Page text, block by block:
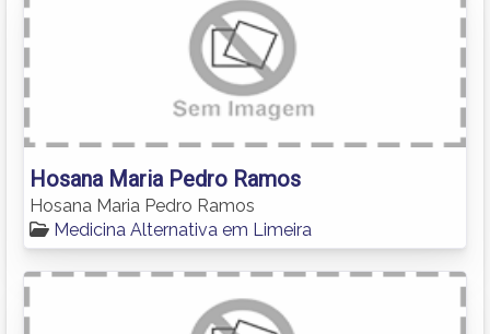
Hosana Maria Pedro Ramos
Hosana Maria Pedro Ramos
Medicina Alternativa em Limeira